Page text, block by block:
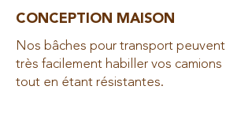
CONCEPTION MAISON
Nos bâches pour transport peuvent
très facilement habiller vos camions
tout en étant résistantes.